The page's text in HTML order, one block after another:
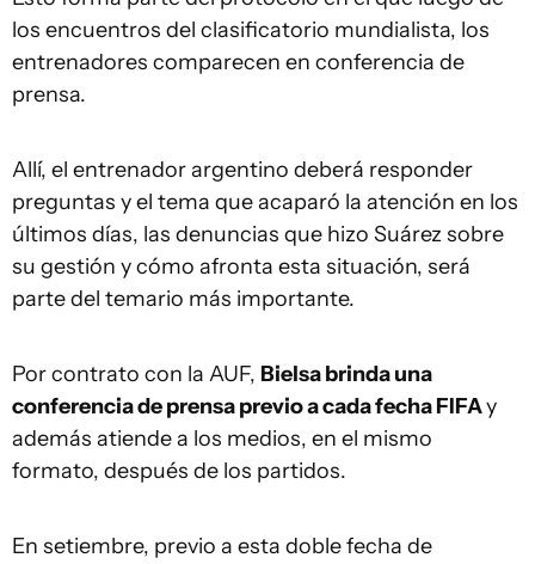
los encuentros del clasificatorio mundialista, los
entrenadores comparecen en conferencia de
prensa.
Allí, el entrenador argentino deberá responder
preguntas y el tema que acaparó la atención en los
últimos días, las denuncias que hizo Suárez sobre
su gestión y cómo afronta esta situación, será
parte del temario más importante.
Por contrato con la AUF, Bielsa brinda una
conferencia de prensa previo a cada fecha FIFAy
además atiende a los medios, en el mismo
formato, después de los partidos.
En setiembre, previo a esta doble fecha de